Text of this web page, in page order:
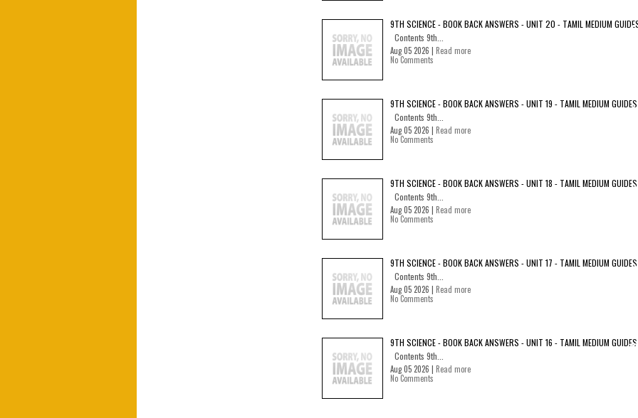
9TH SCIENCE - BOOK BACK ANSWERS - UNIT 20 - TAMIL MEDIUM
Contents 9th...
Aug 05 2026 | Read more
No Comments
9TH SCIENCE - BOOK BACK ANSWERS - UNIT 19 - TAMIL MEDIUM GUIDES
Contents 9th...
Aug 05 2026 | Read more
No Comments
9TH SCIENCE - BOOK BACK ANSWERS - UNIT 18 - TAMIL MEDIUM GUIDES
Contents 9th...
Aug 05 2026 | Read more
No Comments
9TH SCIENCE - BOOK BACK ANSWERS - UNIT 17 - TAMIL MEDIUM GUIDES
Contents 9th...
Aug 05 2026 | Read more
No Comments
9TH SCIENCE - BOOK BACK ANSWERS - UNIT 16 - TAMIL MEDIUM GUIDES
Contents 9th...
Aug 05 2026 | Read more
No Comments